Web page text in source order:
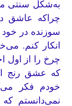
به‌شکل سنتی
چراکه عاشق
سوزنده در
انکار کنم.
چرخ را از اول
که عشق رنج
خودم فکر
نمی‌دانستم